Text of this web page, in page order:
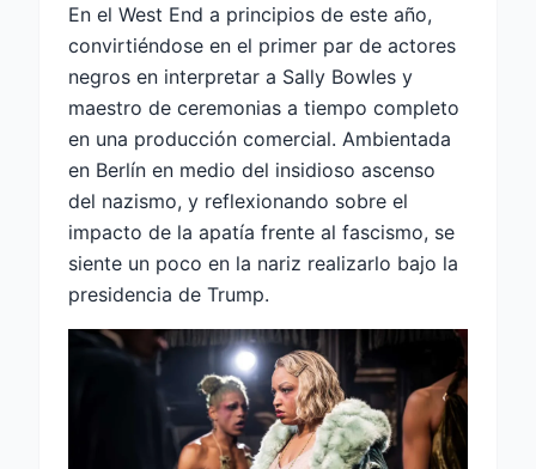
En el West End a principios de este año,
convirtiéndose en el primer par de actores
negros en interpretar a Sally Bowles y
maestro de ceremonias a tiempo completo
en una producción comercial. Ambientada
en Berlín en medio del insidioso ascenso
del nazismo, y reflexionando sobre el
impacto de la apatía frente al fascismo, se
siente un poco en la nariz realizarlo bajo la
presidencia de Trump.